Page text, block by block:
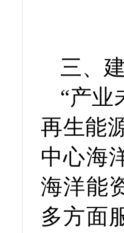
三、
“产业
再生能
中心海
海洋能
多方面